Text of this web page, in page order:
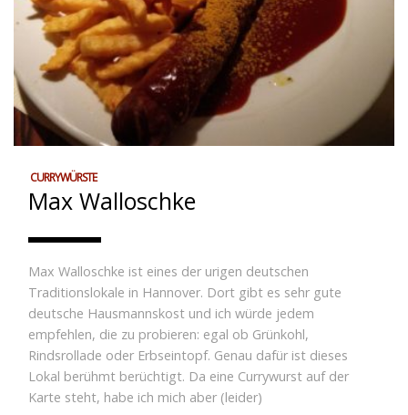
CURRYWÜRSTE
Max Walloschke
Max Walloschke ist eines der urigen deutschen
Traditionslokale in Hannover. Dort gibt es sehr gute
deutsche Hausmannskost und ich würde jedem
empfehlen, die zu probieren: egal ob Grünkohl,
Rindsrollade oder Erbseintopf. Genau dafür ist dieses
Lokal berühmt berüchtigt. Da eine Currywurst auf der
Karte steht, habe ich mich aber (leider)